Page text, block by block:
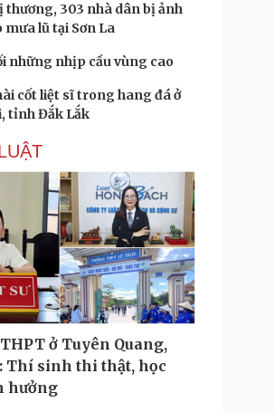
thương, 303 nhà dân bị ảnh
mưa lũ tại Sơn La
những nhịp cầu vùng cao
cốt liệt sĩ trong hang đá ở
tỉnh Đắk Lắk
ở Tuyên Quang,
Thí sinh thi thật, học
hưởng